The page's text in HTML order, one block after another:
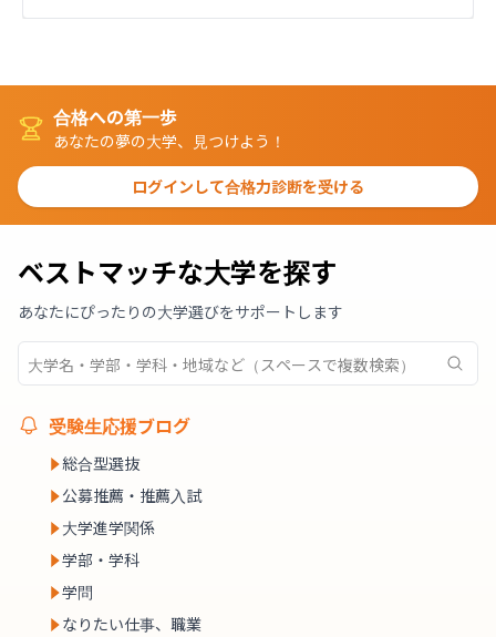
合格への第一歩
あなたの夢の大学、見つけよう！
ログインして合格力診断を受ける
ベストマッチな大学を探す
あなたにぴったりの大学選びをサポートします
受験生応援ブログ
総合型選抜
公募推薦・推薦入試
大学進学関係
学部・学科
学問
なりたい仕事、職業